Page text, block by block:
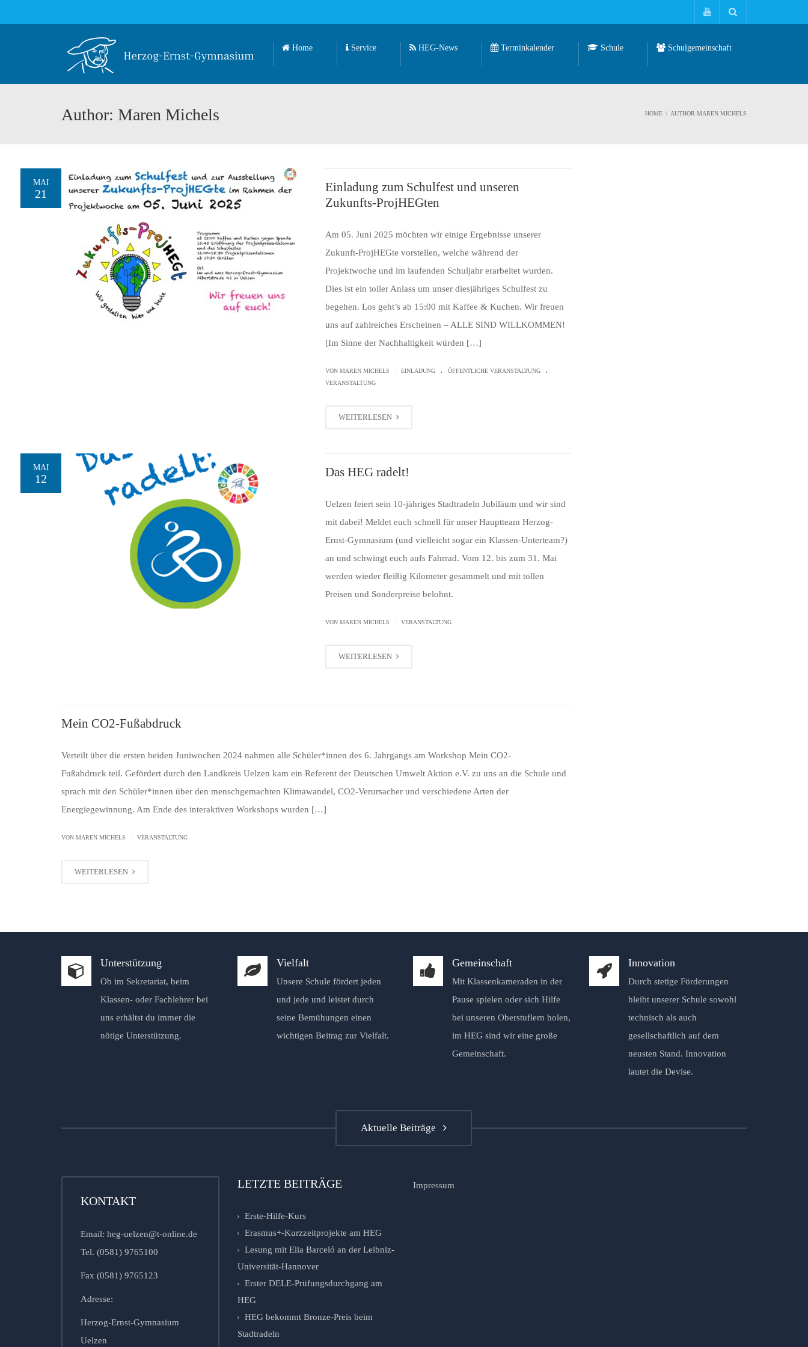
Home Service HEG-News Terminkalender Schule Schulgemeinschaft
Author: Maren Michels HOME AUTHOR MAREN MICHELS
MAI
21
Einladung zum Schulfest und unseren
Zukunfts-ProjHEGten
Am 05. Juni 2025 möchten wir einige Ergebnisse unserer
Zukunft-ProjHEGte vorstellen, welche während der
Projektwoche und im laufenden Schuljahr erarbeitet wurden.
Dies ist ein toller Anlass um unser diesjähriges Schulfest zu
begehen. Los geht’s ab 15:00 mit Kaffee & Kuchen. Wir freuen
uns auf zahlreiches Erscheinen – ALLE SIND WILLKOMMEN!
[Im Sinne der Nachhaltigkeit würden […]
VON MAREN MICHELS EINLADUNG . ÖFFENTLICHE VERANSTALTUNG .
VERANSTALTUNG
WEITERLESEN
MAI
12 Das HEG radelt!
Uelzen feiert sein 10-jähriges Stadtradeln Jubiläum und wir sind
mit dabei! Meldet euch schnell für unser Hauptteam Herzog-
Ernst-Gymnasium (und vielleicht sogar ein Klassen-Unterteam?)
an und schwingt euch aufs Fahrrad. Vom 12. bis zum 31. Mai
werden wieder fleißig Kilometer gesammelt und mit tollen
Preisen und Sonderpreise belohnt.
VON MAREN MICHELS VERANSTALTUNG
WEITERLESEN
Mein CO2-Fußabdruck
Verteilt über die ersten beiden Juniwochen 2024 nahmen alle Schüler*innen des 6. Jahrgangs am Workshop Mein CO2-
Fußabdruck teil. Gefördert durch den Landkreis Uelzen kam ein Referent der Deutschen Umwelt Aktion e.V. zu uns an die Schule und
sprach mit den Schüler*innen über den menschgemachten Klimawandel, CO2-Verursacher und verschiedene Arten der
Energiegewinnung. Am Ende des interaktiven Workshops wurden […]
VON MAREN MICHELS VERANSTALTUNG
WEITERLESEN
Unterstützung
Ob im Sekretariat, beim
Klassen- oder Fachlehrer bei
uns erhältst du immer die
nötige Unterstützung.
Vielfalt
Unsere Schule fördert jeden
und jede und leistet durch
seine Bemühungen einen
wichtigen Beitrag zur Vielfalt.
Gemeinschaft
Mit Klassenkameraden in der
Pause spielen oder sich Hilfe
bei unseren Oberstuflern holen,
im HEG sind wir eine große
Gemeinschaft.
Innovation
Durch stetige Förderungen
bleibt unserer Schule sowohl
technisch als auch
gesellschaftlich auf dem
neusten Stand. Innovation
lautet die Devise.
Aktuelle Beiträge
KONTAKT
Email: heg-uelzen@t-online.de
Tel. (0581) 9765100
Fax (0581) 9765123
Adresse:
Herzog-Ernst-Gymnasium
Uelzen
LETZTE BEITRÄGE
Erste-Hilfe-Kurs
Erasmus+-Kurzzeitprojekte am HEG
Lesung mit Elia Barceló an der Leibniz-
Universität-Hannover
Erster DELE-Prüfungsdurchgang am
HEG
HEG bekommt Bronze-Preis beim
Stadtradeln
Impressum